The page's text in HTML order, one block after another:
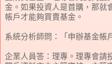
金。如果投資人是首購，那就
帳戶才能夠買賣基金。
系統分析師問：「申辦基金帳
企業人員答：理專。理專會請